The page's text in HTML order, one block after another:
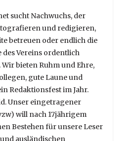
sucht Nachwuchs, der
und redigieren,
betreuen oder endlich die
des Vereins ordentlich
bieten Ruhm und Ehre,
gute Laune und
Redaktionsfest im Jahr.
Unser eingetragener
will nach 17jährigem
Bestehen für unsere Leser
ausländischen